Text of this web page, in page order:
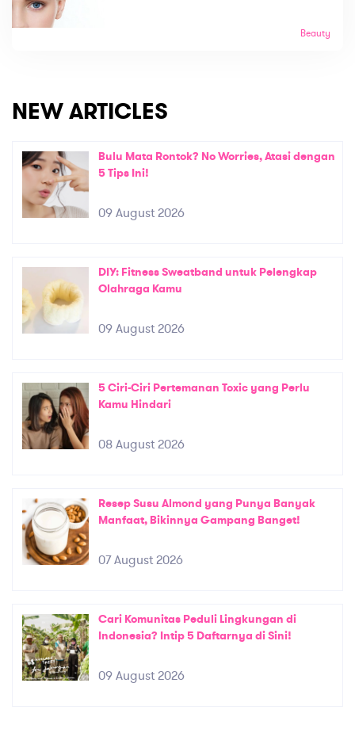
Beauty
NEW ARTICLES
Bulu Mata Rontok? No Worries, Atasi dengan
5 Tips Ini!
09 August 2026
DIY: Fitness Sweatband untuk Pelengkap
Olahraga Kamu
09 August 2026
5 Ciri-Ciri Pertemanan Toxic yang Perlu
Kamu Hindari
08 August 2026
Resep Susu Almond yang Punya Banyak
Manfaat, Bikinnya Gampang Banget!
07 August 2026
Cari Komunitas Peduli Lingkungan di
Indonesia? Intip 5 Daftarnya di Sini!
09 August 2026